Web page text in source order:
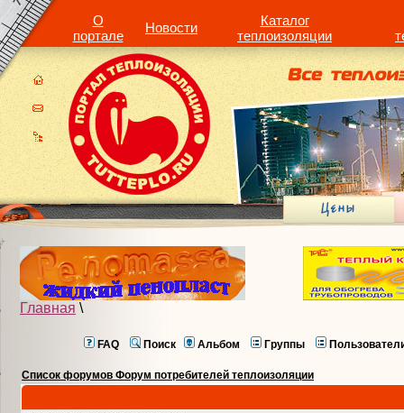
О
портале
Новости
Каталог
теплоизоляции
Главная \
FAQ Поиск Альбом Группы
Список форумов Форум потребителей теплоизоляции